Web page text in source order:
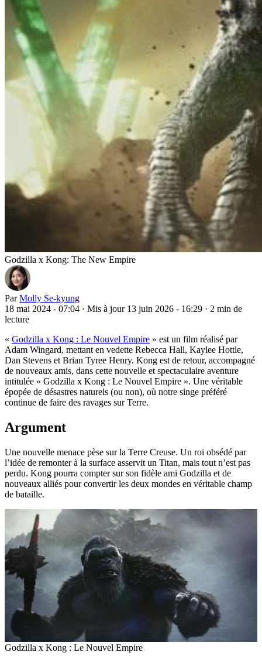
Godzilla x Kong: The New Empire
Par Molly Se-kyung
18 mai 2024 - 07:04 · Mis à jour 13 juin 2026 - 16:29 · 2 min de
lecture
« Godzilla x Kong : Le Nouvel Empire » est un film réalisé par
Adam Wingard, mettant en vedette Rebecca Hall, Kaylee Hottle,
Dan Stevens et Brian Tyree Henry. Kong est de retour, accompagné
de nouveaux amis, dans cette nouvelle et spectaculaire aventure
intitulée « Godzilla x Kong : Le Nouvel Empire ». Une véritable
épopée de désastres naturels (ou non), où notre singe préféré
continue de faire des ravages sur Terre.
Argument
Une nouvelle menace pèse sur la Terre Creuse. Un roi obsédé par
l’idée de remonter à la surface asservit un Titan, mais tout n’est pas
perdu. Kong pourra compter sur son fidèle ami Godzilla et de
nouveaux alliés pour convertir les deux mondes en véritable champ
de bataille.
Godzilla x Kong : Le Nouvel Empire